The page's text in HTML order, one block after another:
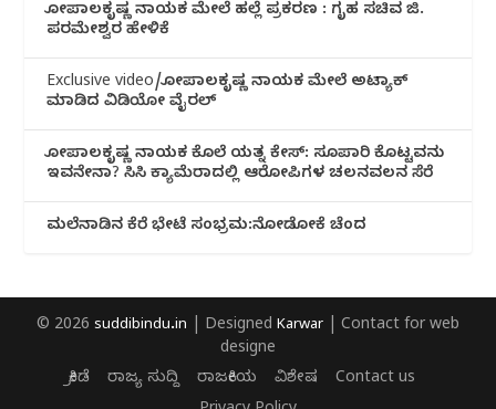
ಗೋಪಾಲಕೃಷ್ಣ ನಾಯಕ ಮೇಲೆ ಹಲ್ಲೆ ಪ್ರಕರಣ : ಗೃಹ ಸಚಿವ ಜಿ.
ಪರಮೇಶ್ವರ ಹೇಳಿಕೆ
Exclusive video/ಗೋಪಾಲಕೃಷ್ಣ ನಾಯಕ ಮೇಲೆ ಅಟ್ಯಾಕ್
ಮಾಡಿದ ವಿಡಿಯೋ ವೈರಲ್
ಗೋಪಾಲಕೃಷ್ಣ ನಾಯಕ ಕೊಲೆ ಯತ್ನ ಕೇಸ್: ಸೂಪಾರಿ ಕೊಟ್ಟವನು
ಇವನೇನಾ? ಸಿಸಿ ಕ್ಯಾಮೆರಾದಲ್ಲಿ ಆರೋಪಿಗಳ ಚಲನವಲನ ಸೆರೆ
ಮಲೆನಾಡಿ‌ನ ಕೆರೆ ಭೇಟೆ ಸಂಭ್ರಮ:ನೋಡೋಕೆ ಚೆಂದ
© 2026 suddibindu.in | Designed Karwar | Contact for web
designe
ಕ್ರೀಡೆ
ರಾಜ್ಯ ಸುದ್ದಿ ರಾಜಕೀಯ ವಿಶೇಷ
Contact us